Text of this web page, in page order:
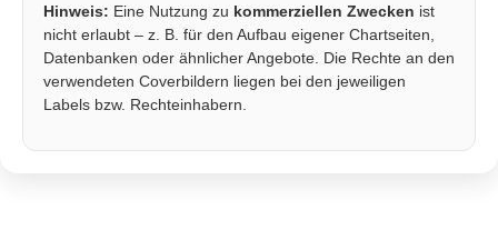
Hinweis: Eine Nutzung zu kommerziellen Zwecken ist
nicht erlaubt – z. B. für den Aufbau eigener Chartseiten,
Datenbanken oder ähnlicher Angebote. Die Rechte an den
verwendeten Coverbildern liegen bei den jeweiligen
Labels bzw. Rechteinhabern.